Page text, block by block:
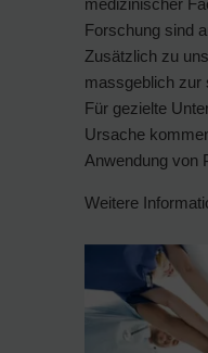
medizinischer
Forschung sind
Zusätzlich zu
massgeblich zur
Für gezielte
Ursache
Anwendung von
Weitere